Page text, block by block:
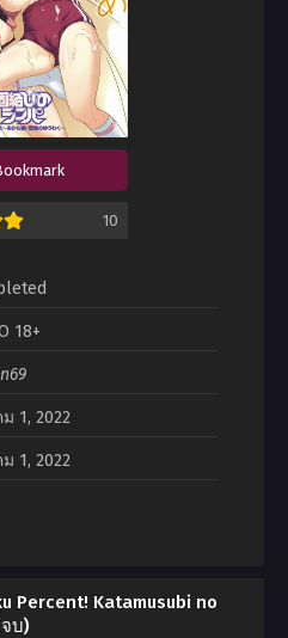
10
18+
1, 2022
1, 2022
Percent! Katamusubi no
บ)